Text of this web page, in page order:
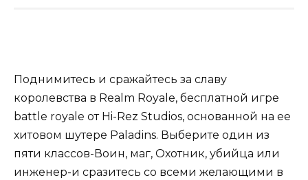
Поднимитесь и сражайтесь за славу
королевства в Realm Royale, бесплатной игре
battle royale от Hi-Rez Studios, основанной на ее
хитовом шутере Paladins. Выберите один из
пяти классов-Воин, маг, Охотник, убийца или
инженер-и сразитесь со всеми желающими в